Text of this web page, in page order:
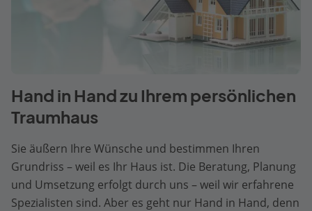
Hand in Hand zu Ihrem persönlichen
Traumhaus
Sie äußern Ihre Wünsche und bestimmen Ihren
Grundriss – weil es Ihr Haus ist. Die Beratung, Planung
und Umsetzung erfolgt durch uns – weil wir erfahrene
Spezialisten sind. Aber es geht nur Hand in Hand, denn